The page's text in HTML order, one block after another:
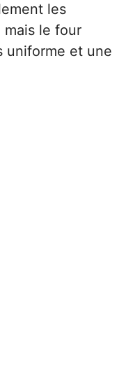
les
le four
uniforme et une